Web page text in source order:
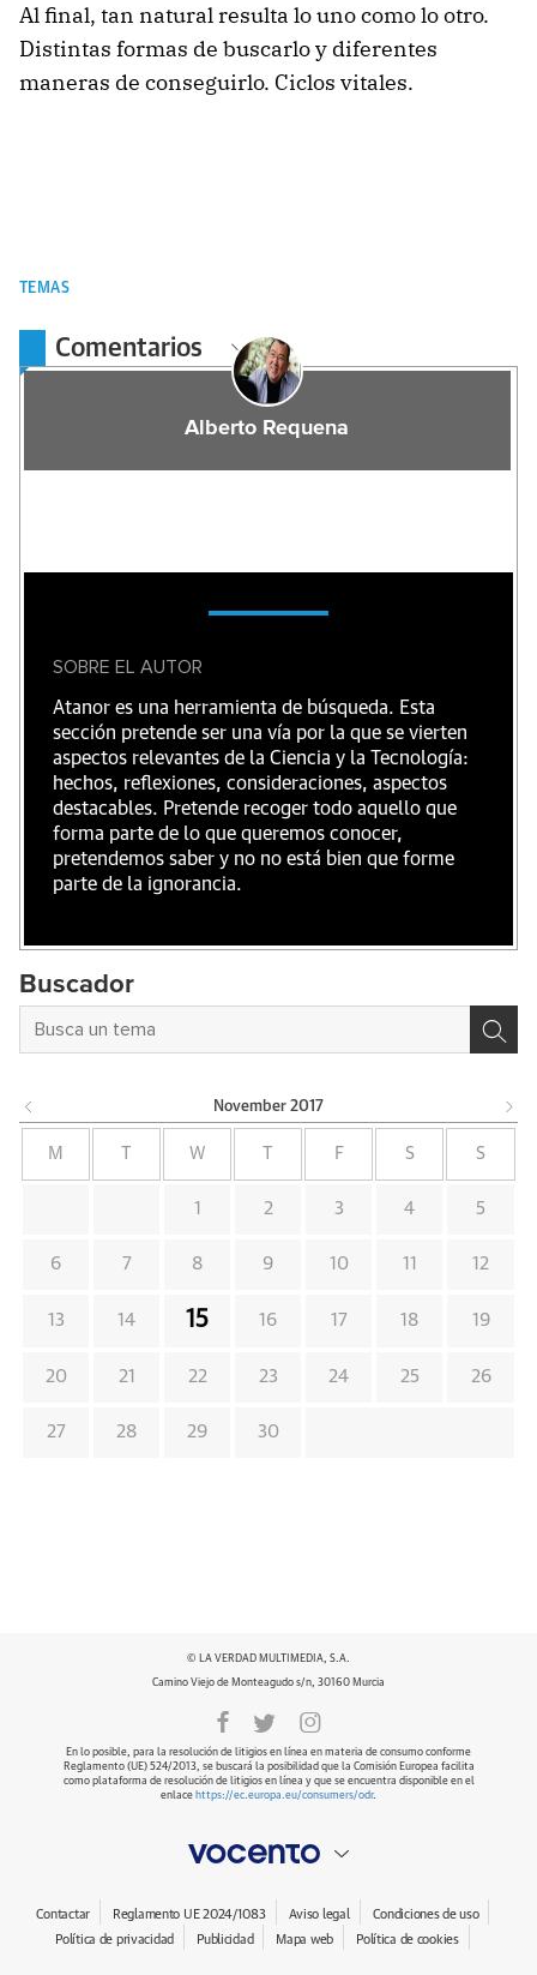
Al final, tan natural resulta lo uno como lo otro.
Distintas formas de buscarlo y diferentes
maneras de conseguirlo. Ciclos vitales.
TEMAS
Comentarios
Alberto Requena
SOBRE EL AUTOR
Atanor es una herramienta de búsqueda. Esta
sección pretende ser una vía por la que se vierten
aspectos relevantes de la Ciencia y la Tecnología:
hechos, reflexiones, consideraciones, aspectos
destacables. Pretende recoger todo aquello que
forma parte de lo que queremos conocer,
pretendemos saber y no no está bien que forme
parte de la ignorancia.
Buscador
November 2017
M W F S S
1 2 3 4 5
6 7 8 9 10 11 12
13 14 15 16 17 18 19
20 21 22 23 24 25 26
27 28 29 30
© LA VERDAD MULTIMEDIA, S.A.
Camino Viejo de Monteagudo s/n, 30160 Murcia
En lo posible, para la resolución de litigios en línea en materia de consumo conforme
Reglamento (UE) 524/2013, se buscará la posibilidad que la Comisión Europea facilita
como plataforma de resolución de litigios en línea y que se encuentra disponible en el
enlace https://ec.europa.eu/consumers/odr.
Contactar Reglamento UE 2024/1083 Aviso legal
Condiciones de uso
Política de privacidad
Publicidad Mapa web Política de cookies